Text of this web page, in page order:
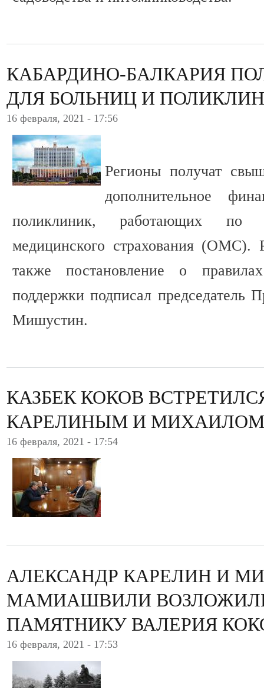
КАБАРДИНО-БАЛКАРИЯ
ДЛЯ БОЛЬНИЦ И
16 февраля, 2021 - 17:56
Регионы получат
дополнительное
поликлиник, работающих по
медицинского страхования (ОМС).
также постановление о
поддержки подписал председатель
Мишустин.
КАЗБЕК КОКОВ
КАРЕЛИНЫМ И
16 февраля, 2021 - 17:54
АЛЕКСАНДР КАРЕЛИН И
МАМИАШВИЛИ
ПАМЯТНИКУ ВАЛЕРИЯ
16 февраля, 2021 - 17:53